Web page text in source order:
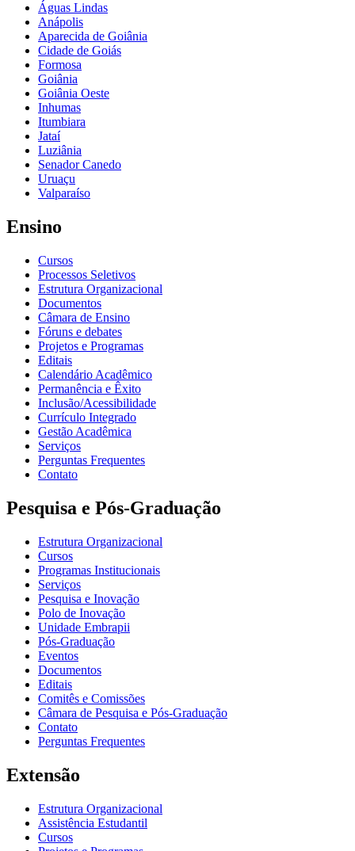
Águas Lindas
Anápolis
Aparecida de Goiânia
Cidade de Goiás
Formosa
Goiânia
Goiânia Oeste
Inhumas
Itumbiara
Jataí
Luziânia
Senador Canedo
Uruaçu
Valparaíso
Ensino
Cursos
Processos Seletivos
Estrutura Organizacional
Documentos
Câmara de Ensino
Fóruns e debates
Projetos e Programas
Editais
Calendário Acadêmico
Permanência e Êxito
Inclusão/Acessibilidade
Currículo Integrado
Gestão Acadêmica
Serviços
Perguntas Frequentes
Contato
Pesquisa e Pós-Graduação
Estrutura Organizacional
Cursos
Programas Institucionais
Serviços
Pesquisa e Inovação
Polo de Inovação
Unidade Embrapii
Pós-Graduação
Eventos
Documentos
Editais
Comitês e Comissões
Câmara de Pesquisa e Pós-Graduação
Contato
Perguntas Frequentes
Extensão
Estrutura Organizacional
Assistência Estudantil
Cursos